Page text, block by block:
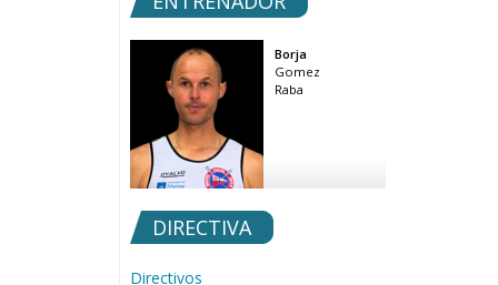
Borja
Gomez
Raba
DIRECTIVA
Directivos